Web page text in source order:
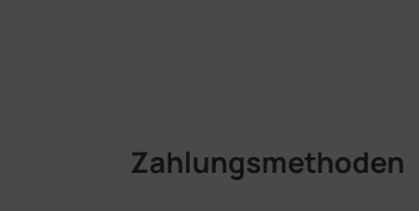
Zahlungsmethoden